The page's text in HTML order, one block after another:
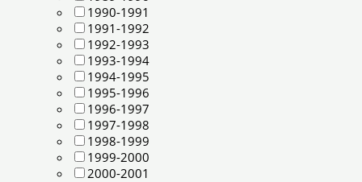
1990-1991
1991-1992
1992-1993
1993-1994
1994-1995
1995-1996
1996-1997
1997-1998
1998-1999
1999-2000
2000-2001